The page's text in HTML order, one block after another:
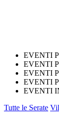
EVENTI
EVENTI
EVENTI
EVENTI
EVENTI
Tutte le Serate